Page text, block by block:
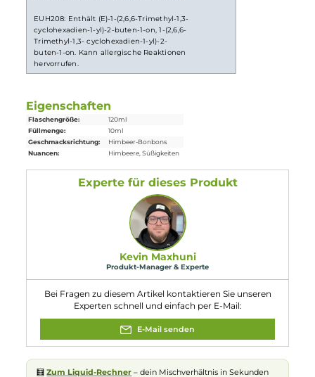
Lieferumfang
1x Kirschlolli Himbeer Guzele Aroma 10ml in einer 120ml
Einordnung nach CLP-Verordnung
cyclohexadien-1-yl)-2-buten-1-on, 1-(2,6,6-
Trimethyl-1,3- cyclohexadien-1-yl)-2-
buten-1-on. Kann allergische Reaktionen
Eigenschaften
Flaschengröße:
120ml
Füllmenge:
10ml
Geschmacksrichtung:
Himbeer-Bonbons
Experte für dieses Produkt